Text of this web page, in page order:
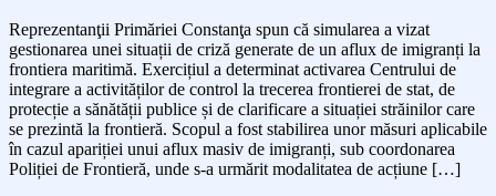
Reprezentanţii Primăriei Constanţa spun că simularea a vizat
gestionarea unei situații de criză generate de un aflux de imigranți la
frontiera maritimă. Exercițiul a determinat activarea Centrului de
integrare a activităților de control la trecerea frontierei de stat, de
protecție a sănătății publice și de clarificare a situației străinilor care
se prezintă la frontieră. Scopul a fost stabilirea unor măsuri aplicabile
în cazul apariției unui aflux masiv de imigranți, sub coordonarea
Poliției de Frontieră, unde s-a urmărit modalitatea de acțiune […]